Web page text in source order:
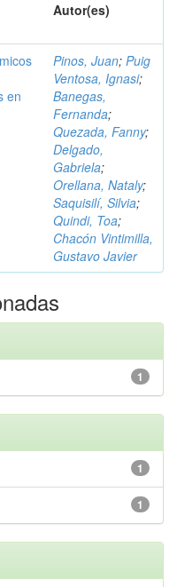
Autor(es)
en
Pinos, Juan; Puig
Ventosa, Ignasi;
Banegas,
Fernanda;
Quezada, Fanny;
Delgado,
Gabriela;
Orellana, Nataly;
Saquisilí, Silvia;
Quindi, Toa;
Chacón Vintimilla,
Gustavo Javier
1
1
1